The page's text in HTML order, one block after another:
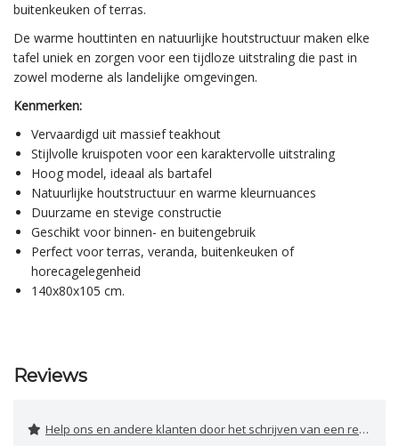
buitenkeuken of terras.
De warme houttinten en natuurlijke houtstructuur maken elke
tafel uniek en zorgen voor een tijdloze uitstraling die past in
zowel moderne als landelijke omgevingen.
Kenmerken:
Vervaardigd uit massief teakhout
Stijlvolle kruispoten voor een karaktervolle uitstraling
Hoog model, ideaal als bartafel
Natuurlijke houtstructuur en warme kleurnuances
Duurzame en stevige constructie
Geschikt voor binnen- en buitengebruik
Perfect voor terras, veranda, buitenkeuken of
horecagelegenheid
140x80x105 cm.
Reviews
Help ons en andere klanten door het schrijven van een review